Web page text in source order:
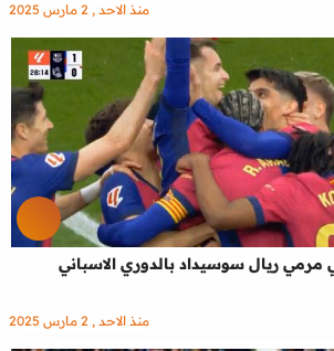
منذ الاحد , 2 مارس 2025
ريال سوسيداد بالدوري الاسباني
منذ الاحد , 2 مارس 2025